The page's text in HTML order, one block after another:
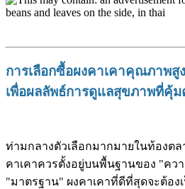
การเลือกซื้อผงคาเคาคุณภาพสู
เพื่อผลลัพธ์การดูแลสุขภาพที่คุ้
ท่ามกลางตัวเลือกมากมายในท้องตล
คาเคาควรตั้งอยู่บนพื้นฐานของ "คว
"มาตรฐาน" ผงคาเคาที่ดีที่สุดจะต้อ